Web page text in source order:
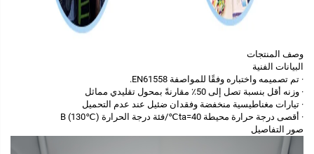
وصف المنتجات
البيانات الفنية
· تم تصميمه واختباره وفقًا للمواصفة EN61558.
· وزنه أقل بنسبة تصل إلى 50٪ مقارنةً بمحول تقليدي مماثل
· تيارات مغناطيسية منخفضة وفقدان ضئيل عند عدم التحميل
· أقصى درجة حرارة محيطة ta=40℃/فئة درجة الحرارة B (130℃)
صور التفاصيل